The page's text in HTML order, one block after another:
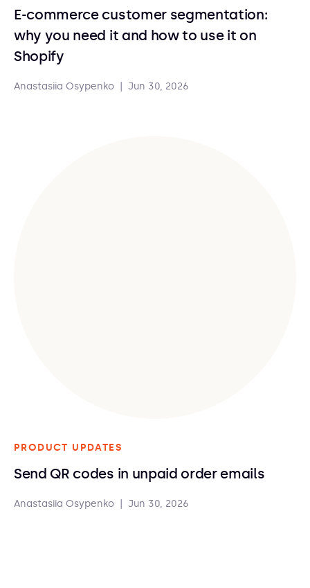
E-commerce customer segmentation:
why you need it and how to use it on
Shopify
Anastasiia Osypenko Jun 30, 2026
PRODUCT UPDATES
Send QR codes in unpaid order emails
Anastasiia Osypenko Jun 30, 2026